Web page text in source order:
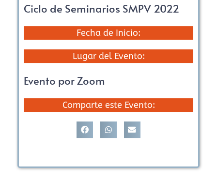
Ciclo de Seminarios SMPV 2022
Fecha de Inicio:
Lugar del Evento:
Evento por Zoom
Comparte este Evento: